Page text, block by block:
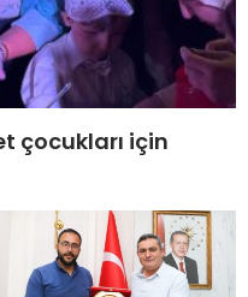
çocukları için